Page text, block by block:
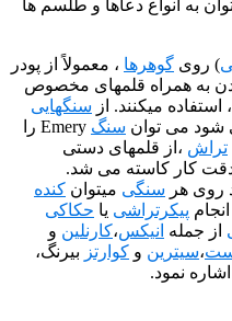
دعاها و طلسم ها
، معمولاً از پودر
قلمهای مخصوص
ازسنگهایی
سنگ
Emery را
دستی
می شد.
میتوانکنده
یاحکاکی
،کارنلینو
وکوارتز بیرنگ،